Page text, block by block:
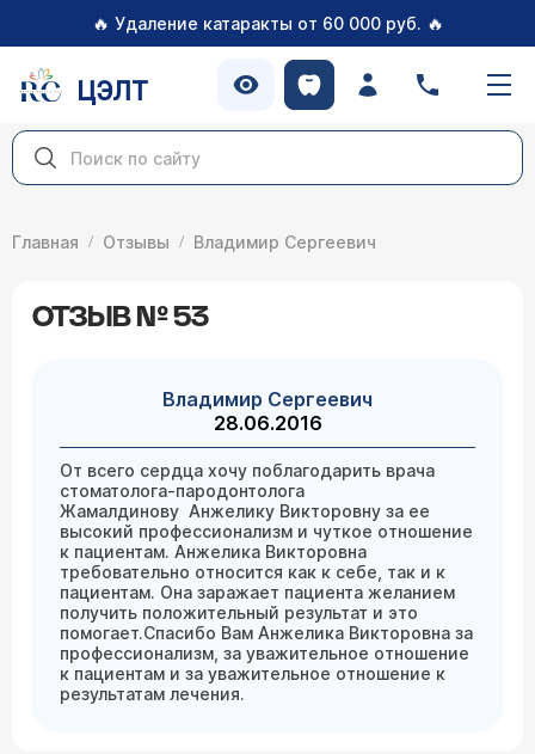
🔥 Удаление катаракты от 60 000 руб. 🔥
ЦЭЛТ
Главная Отзывы Владимир Сергеевич
ОТЗЫВ № 53
Владимир Сергеевич
28.06.2016
От всего сердца хочу поблагодарить врача
стоматолога-пародонтолога
Жамалдинову Анжелику Викторовну за ее
высокий профессионализм и чуткое отношение
к пациентам. Анжелика Викторовна
требовательно относится как к себе, так и к
пациентам. Она заражает пациента желанием
получить положительный результат и это
помогает.Спасибо Вам Анжелика Викторовна за
профессионализм, за уважительное отношение
к пациентам и за уважительное отношение к
результатам лечения.